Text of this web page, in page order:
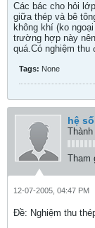
Các bác cho hỏi
giữa thép và bê
không khí (ko
trường hợp này
quá.Có nghiệm thu
Tags: None
hệ
Tham
12-07-2005, 04:47 PM
Ðề: Nghiệm thu